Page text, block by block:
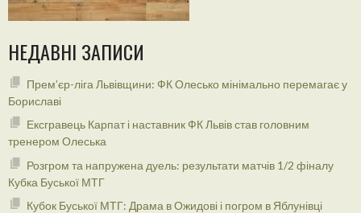
НЕДАВНІ ЗАПИСИ
Прем’єр-ліга Львівщини: ФК Олесько мінімально перемагає у
Бориславі
Ексгравець Карпат і наставник ФК Львів став головним
тренером Олеська
Розгром та напружена дуель: результати матчів 1/2 фіналу
Кубка Буської МТГ
Кубок Буської МТГ: Драма в Ожидові і погром в Яблунівці